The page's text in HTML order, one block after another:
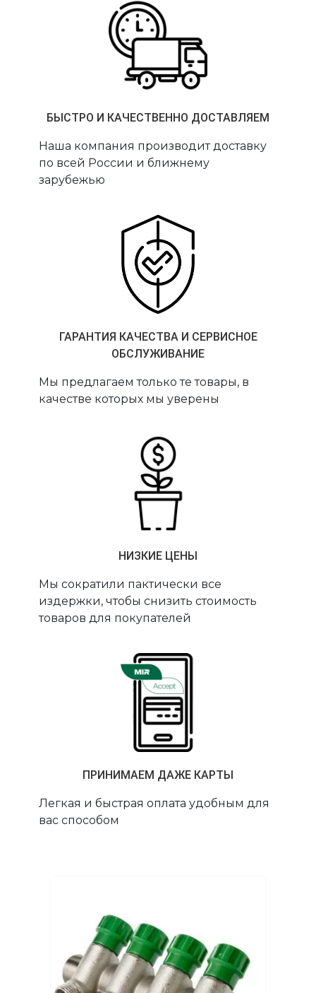
БЫСТРО И КАЧЕСТВЕННО ДОСТАВЛЯЕМ
Наша компания производит доставку
по всей России и ближнему
зарубежью
ГАРАНТИЯ КАЧЕСТВА И СЕРВИСНОЕ
ОБСЛУЖИВАНИЕ
Мы предлагаем только те товары, в
качестве которых мы уверены
НИЗКИЕ ЦЕНЫ
Мы сократили пактически все
издержки, чтобы снизить стоимость
товаров для покупателей
ПРИНИМАЕМ ДАЖЕ КАРТЫ
Легкая и быстрая оплата удобным для
вас способом